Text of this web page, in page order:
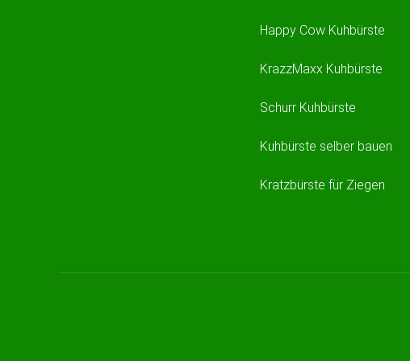
Happy Cow Kuhbürste
KrazzMaxx Kuhbürste
Schurr Kuhbürste
Kuhbürste selber bauen
Kratzbürste für Ziegen